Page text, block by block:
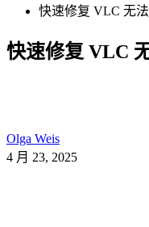
快速修复 VLC 无
快速修复 VLC
Olga Weis
4 月 23, 2025